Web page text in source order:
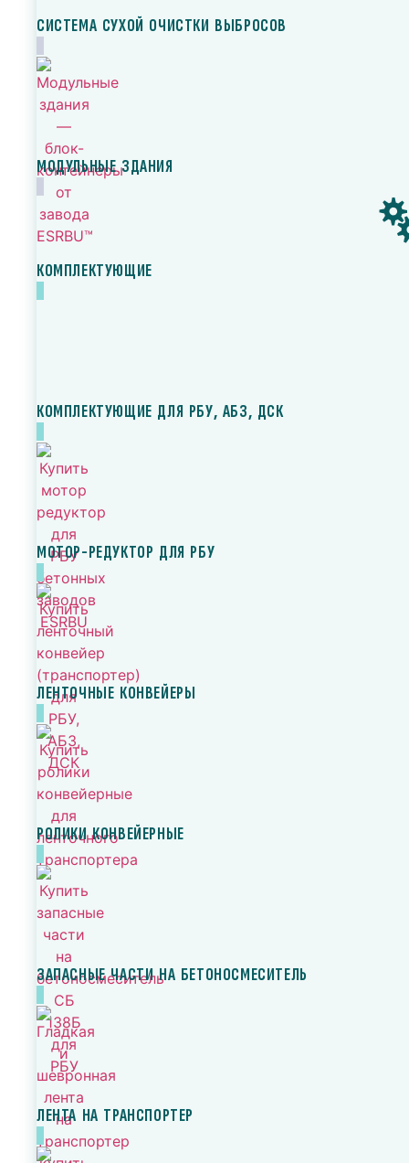
СИСТЕМА СУХОЙ ОЧИСТКИ ВЫБРОСОВ
МОДУЛЬНЫЕ ЗДАНИЯ
КОМПЛЕКТУЮЩИЕ
КОМПЛЕКТУЮЩИЕ ДЛЯ РБУ, АБЗ, ДСК
МОТОР-РЕДУКТОР ДЛЯ РБУ
ЛЕНТОЧНЫЕ КОНВЕЙЕРЫ
РОЛИКИ КОНВЕЙЕРНЫЕ
ЗАПАСНЫЕ ЧАСТИ НА БЕТОНОСМЕСИТЕЛЬ
ЛЕНТА НА ТРАНСПОРТЕР